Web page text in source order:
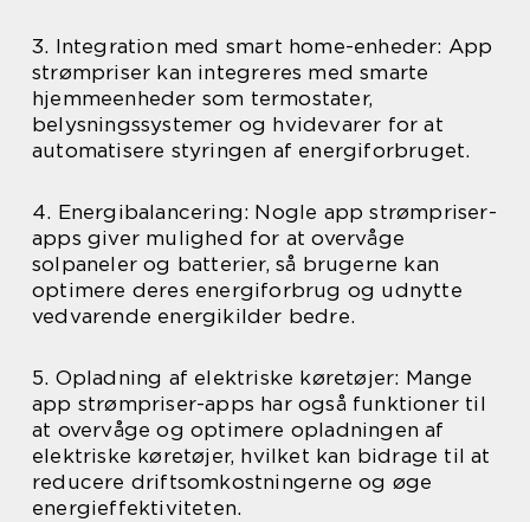
3. Integration med smart home-enheder: App
strømpriser kan integreres med smarte
hjemmeenheder som termostater,
belysningssystemer og hvidevarer for at
automatisere styringen af energiforbruget.
4. Energibalancering: Nogle app strømpriser-
apps giver mulighed for at overvåge
solpaneler og batterier, så brugerne kan
optimere deres energiforbrug og udnytte
vedvarende energikilder bedre.
5. Opladning af elektriske køretøjer: Mange
app strømpriser-apps har også funktioner til
at overvåge og optimere opladningen af
elektriske køretøjer, hvilket kan bidrage til at
reducere driftsomkostningerne og øge
energieffektiviteten.